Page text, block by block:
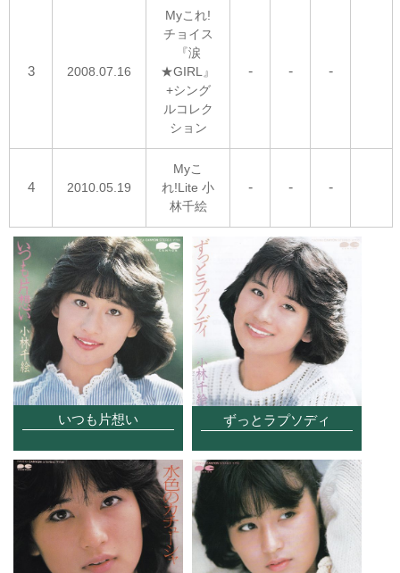
3 2008.07.16
Myこれ!
チョイス
『涙
★GIRL』
+シング
ルコレク
ション
- - -
4 2010.05.19
Myこ
れ!Lite 小
林千絵
- - -
いつも片想い ずっとラプソディ